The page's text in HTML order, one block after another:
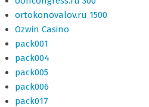
ortokonovalov.ru 1500
Ozwin Casino
pack001
pack004
pack005
pack006
pack017